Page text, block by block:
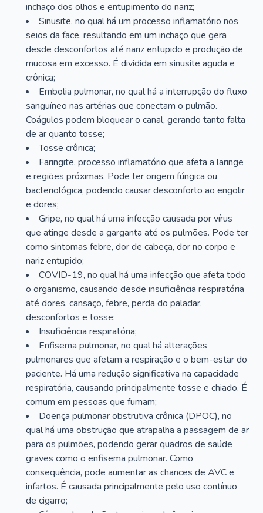
inchaço dos olhos e entupimento do nariz;
Sinusite, no qual há um processo inflamatório nos
seios da face, resultando em um inchaço que gera
desde desconfortos até nariz entupido e produção de
mucosa em excesso. É dividida em sinusite aguda e
crônica;
Embolia pulmonar, no qual há a interrupção do fluxo
sanguíneo nas artérias que conectam o pulmão.
Coágulos podem bloquear o canal, gerando tanto falta
de ar quanto tosse;
Tosse crônica;
Faringite, processo inflamatório que afeta a laringe
e regiões próximas. Pode ter origem fúngica ou
bacteriológica, podendo causar desconforto ao engolir
e dores;
Gripe, no qual há uma infecção causada por vírus
que atinge desde a garganta até os pulmões. Pode ter
como sintomas febre, dor de cabeça, dor no corpo e
nariz entupido;
COVID-19, no qual há uma infecção que afeta todo
o organismo, causando desde insuficiência respiratória
até dores, cansaço, febre, perda do paladar,
desconfortos e tosse;
Insuficiência respiratória;
Enfisema pulmonar, no qual há alterações
pulmonares que afetam a respiração e o bem-estar do
paciente. Há uma redução significativa na capacidade
respiratória, causando principalmente tosse e chiado. É
comum em pessoas que fumam;
Doença pulmonar obstrutiva crônica (DPOC), no
qual há uma obstrução que atrapalha a passagem de ar
para os pulmões, podendo gerar quadros de saúde
graves como o enfisema pulmonar. Como
consequência, pode aumentar as chances de AVC e
infartos. É causada principalmente pelo uso contínuo
de cigarro;